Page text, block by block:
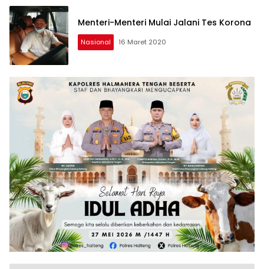
Menteri-Menteri Mulai Jalani Tes Korona
Nasional 16 Maret 2020